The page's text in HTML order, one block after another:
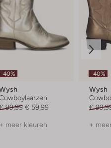
-40%
99,99 € 59,99
+ meer kleuren
-40%
Wysh
€
+